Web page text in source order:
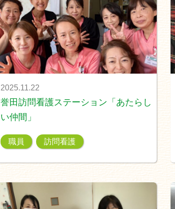
2025.11.22
誉田訪問看護ステーション「あたらし
い仲間」
職員 訪問看護